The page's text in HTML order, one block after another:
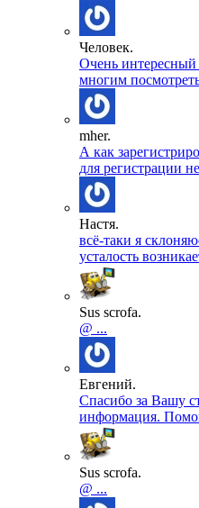
Человек.
Очень
многим
mher.
А как
для регистрации
Настя.
всё-таки я
усталость
Sus scrofa.
@ ...
Евгений.
Спасибо за Вашу
информация.
Sus scrofa.
@ ...